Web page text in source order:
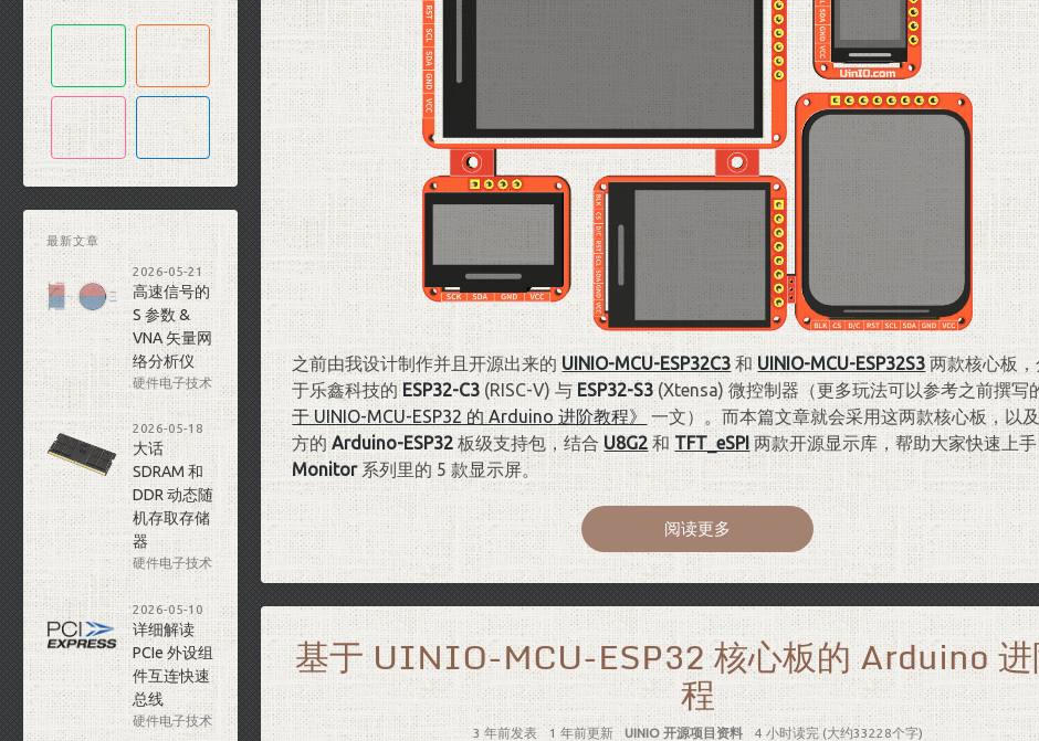
之前由我设计制作并且开源出来的UINIO-MCU-ESP32C3和UINIO-MCU-ESP32S3两款核心板，
于乐鑫科技的ESP32-C3(RISC-V) 与ESP32-S3(Xtensa) 微控制器（更多玩法可以参考之前撰写
于 UINIO-MCU-ESP32 的 Arduino 进阶教程》 一文）。而本篇文章就会采用这两款核心板，以
方的Arduino-ESP32板级支持包，结合U8G2和TFT_eSPI两款开源显示库，帮助大家快速上
Monitor系列里的 5 款显示屏。
阅读更多
3 年前发表 1 年前更新 UINIO 开源项目资料 4 小时读完 (大约33228个字)
基于 UINIO-MCU-ESP32 核心板的 Arduino
程
最新文章
2026-05-21
高速信号的
S 参数 &
VNA 矢量网
络分析仪
硬件电子技术
2026-05-18
大话
SDRAM 和
DDR 动态随
机存取存储
器
硬件电子技术
2026-05-10
详细解读
PCIe 外设组
件互连快速
总线
硬件电子技术